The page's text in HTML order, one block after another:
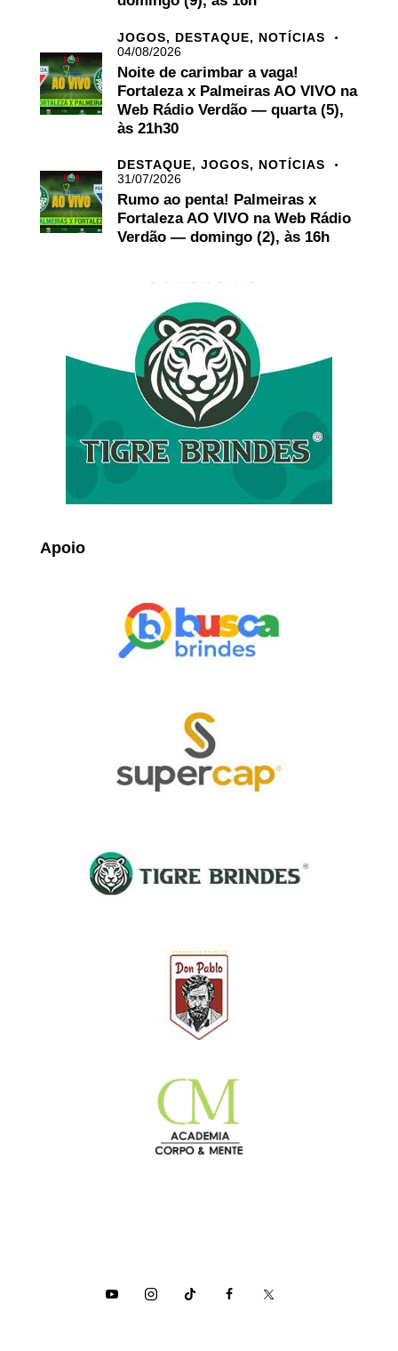
JOGOS, DESTAQUE, NOTÍCIAS
04/08/2026
Noite de carimbar a vaga!
Fortaleza x Palmeiras AO VIVO na
Web Rádio Verdão — quarta (5),
às 21h30
DESTAQUE, JOGOS, NOTÍCIAS
31/07/2026
Rumo ao penta! Palmeiras x
Fortaleza AO VIVO na Web Rádio
Verdão — domingo (2), às 16h
Apoio